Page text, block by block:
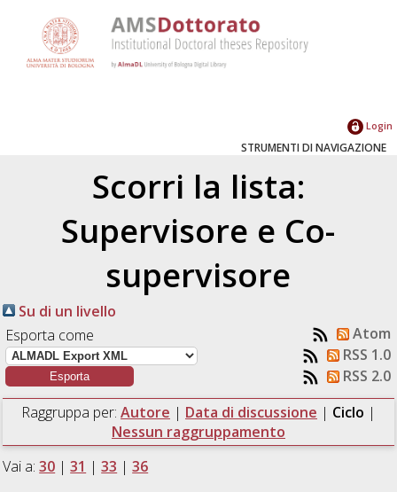
Login
STRUMENTI DI NAVIGAZIONE
Scorri la lista:
Supervisore e Co-
supervisore
Su di un livello
Esporta come
Atom
RSS 1.0
RSS 2.0
Raggruppa per: Autore | Data di discussione | Ciclo |
Nessun raggruppamento
Vai a:30 |31 |33 |36